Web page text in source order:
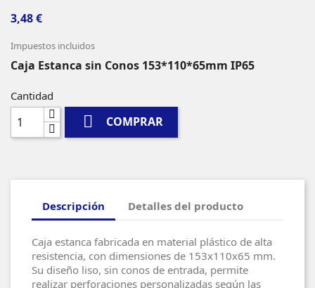
3,48 €
Impuestos incluidos
Caja Estanca sin Conos 153*110*65mm IP65
Cantidad
 COMPRAR
Descripción Detalles del producto
Caja estanca fabricada en material plástico de alta
resistencia, con dimensiones de 153x110x65 mm.
Su diseño liso, sin conos de entrada, permite
realizar perforaciones personalizadas según las